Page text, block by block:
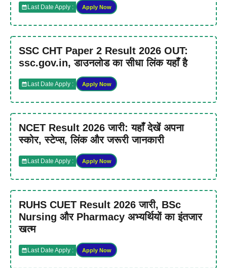
Last Date Apply : Apply Now
SSC CHT Paper 2 Result 2026 OUT:
ssc.gov.in, डाउनलोड का सीधा लिंक यहाँ है
Last Date Apply : Apply Now
NCET Result 2026 जारी: यहाँ देखें अपना
स्कोर, स्टेप्स, लिंक और जरूरी जानकारी
Last Date Apply : Apply Now
RUHS CUET Result 2026 जारी, BSc
Nursing और Pharmacy अभ्यर्थियों का इंतजार
खत्म
Last Date Apply : Apply Now